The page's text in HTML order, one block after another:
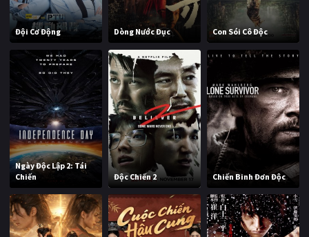
Đội Cơ Động Dòng Nước Đục Con Sói Cô Độc
Ngày Độc Lập 2: Tái
Chiến
Độc Chiến 2 Chiến Binh Đơn Độc